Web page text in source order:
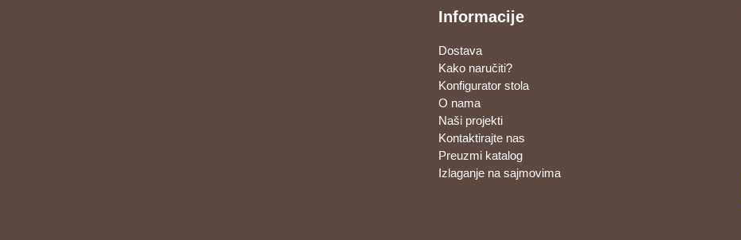
Informacije
Dostava
Kako naručiti?
Konfigurator stola
O nama
Naši projekti
Kontaktirajte nas
Preuzmi katalog
Izlaganje na sajmovima